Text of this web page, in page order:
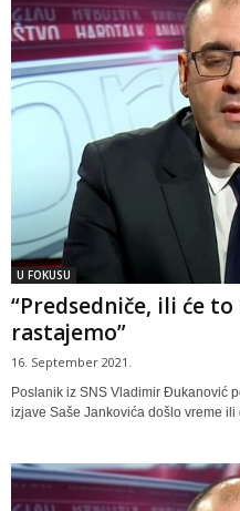
U FOKUSU
“Predsedniče, ili će
rastajemo”
16. September 2021.
Poslanik iz SNS Vladimir Đukanović
izjave Saše Jankovića došlo vreme ili